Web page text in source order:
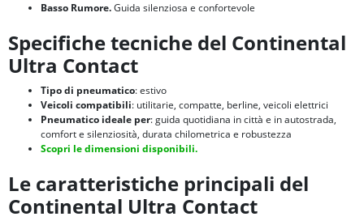
Basso Rumore.Guida silenziosa e confortevole
Specifiche tecniche del Continental
Ultra Contact
Tipo di pneumatico: estivo
Veicoli compatibili: utilitarie, compatte, berline, veicoli elettrici
Pneumatico ideale per: guida quotidiana in città e in autostrada,
comfort e silenziosità, durata chilometrica e robustezza
Scopri le dimensioni disponibili.
Le caratteristiche principali del
Continental Ultra Contact